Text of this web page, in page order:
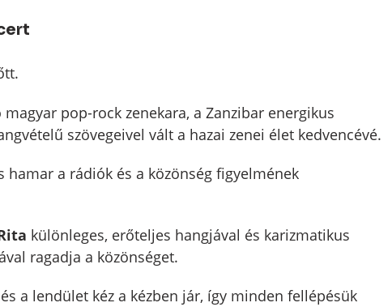
pop-rock zenekara, a Zanzibar energikus
szövegeivel vált a hazai zenei élet kedvencévé.
hamar a rádiók és a közönség figyelmének
különleges, erőteljes hangjával és karizmatikus
ragadja a közönséget.
a lendület kéz a kézben jár, így minden fellépésük